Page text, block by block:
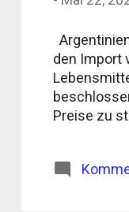
den Import
Preise zu